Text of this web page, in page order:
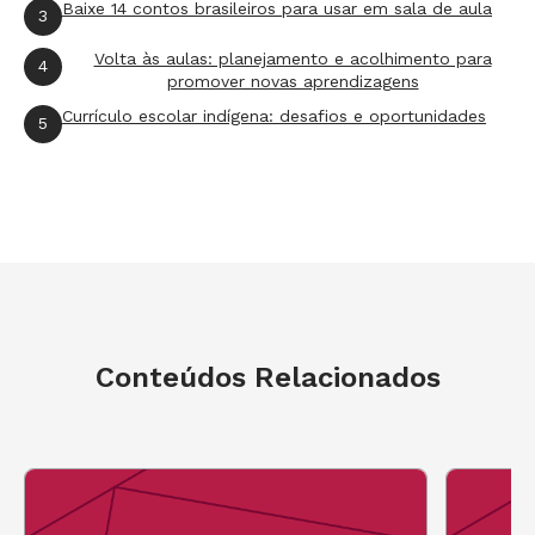
3 Baixe 14 contos brasileiros para usar em sala de aula
4
Volta às aulas: planejamento e acolhimento para
promover novas aprendizagens
5 Currículo escolar indígena: desafios e oportunidades
Conteúdos Relacionados